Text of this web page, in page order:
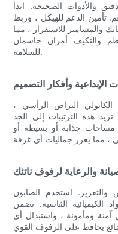
والأدوات الصحيحة. ابدأ
تأمين الدعم للهيكل ، وربط
والمسامير للاستقرار ، مما
والتكيف أمران حاسمان
للسلامة.
الإبداعية وأفكار التصميم
التراص الرأسي ،
هذه الترتيبات إلى الحد
جذابة أو بسيطة أو
والرعاية لرفوف ناتئك
والتعزيز. استخدم الصابون
الكيميائية القاسية. تضمن
آمنة ومأمونة ، واستبدال أي